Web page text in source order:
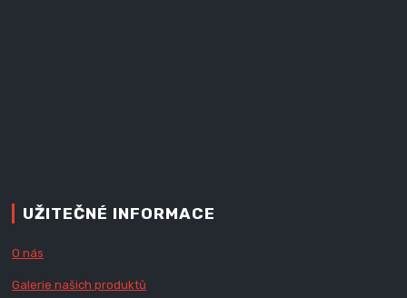
UŽITEČNÉ INFORMACE
O nás
Galerie našich produktů